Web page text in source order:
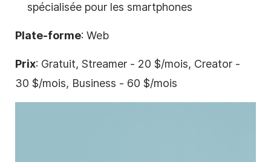
spécialisée pour les smartphones
Plate-forme: Web
Prix: Gratuit, Streamer - 20 $/mois, Creator -
30 $/mois, Business - 60 $/mois